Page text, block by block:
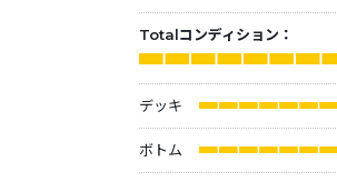
Totalコンディション：
デッキ
ボトム